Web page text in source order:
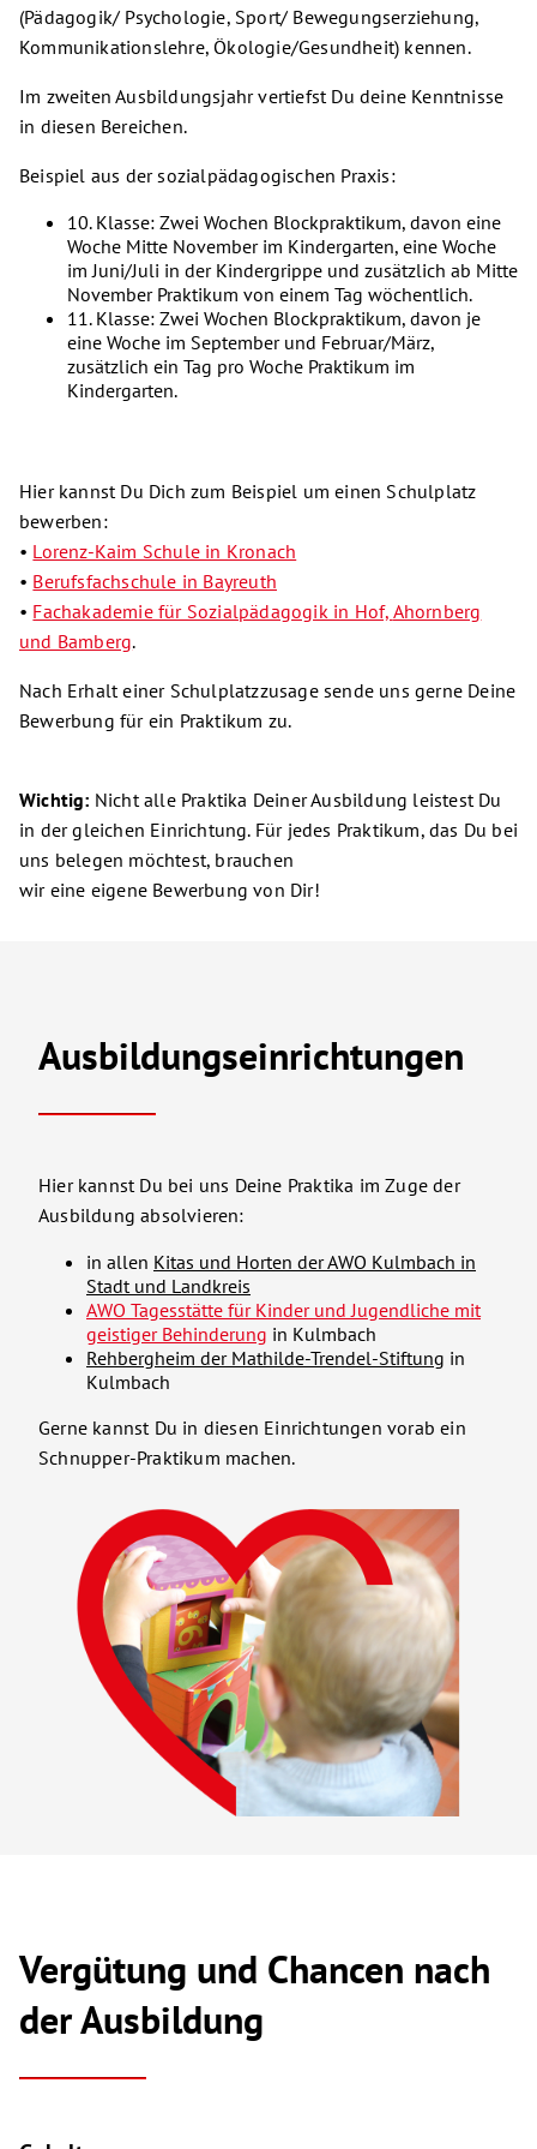
(Pädagogik/ Psychologie, Sport/ Bewegungserziehung,
Kommunikationslehre, Ökologie/Gesundheit) kennen.
Im zweiten Ausbildungsjahr vertiefst Du deine Kenntnisse
in diesen Bereichen.
Beispiel aus der sozialpädagogischen Praxis:
10. Klasse: Zwei Wochen Blockpraktikum, davon eine
Woche Mitte November im Kindergarten, eine Woche
im Juni/Juli in der Kindergrippe und zusätzlich ab Mitte
November Praktikum von einem Tag wöchentlich.
11. Klasse: Zwei Wochen Blockpraktikum, davon je
eine Woche im September und Februar/März,
zusätzlich ein Tag pro Woche Praktikum im
Kindergarten.
Hier kannst Du Dich zum Beispiel um einen Schulplatz
bewerben:
• Lorenz-Kaim Schule in Kronach
• Berufsfachschule in Bayreuth
• Fachakademie für Sozialpädagogik in Hof, Ahornberg
und Bamberg.
Nach Erhalt einer Schulplatzzusage sende uns gerne Deine
Bewerbung für ein Praktikum zu.
Wichtig: Nicht alle Praktika Deiner Ausbildung leistest Du
in der gleichen Einrichtung. Für jedes Praktikum, das Du bei
uns belegen möchtest, brauchen
wir eine eigene Bewerbung von Dir!
Ausbildungseinrichtungen
Hier kannst Du bei uns Deine Praktika im Zuge der
Ausbildung absolvieren:
in allen Kitas und Horten der AWO Kulmbach in
Stadt und Landkreis
AWO Tagesstätte für Kinder und Jugendliche mit
geistiger Behinderung in Kulmbach
Rehbergheim der Mathilde-Trendel-Stiftung in
Kulmbach
Gerne kannst Du in diesen Einrichtungen vorab ein
Schnupper-Praktikum machen.
Vergütung und Chancen nach
der Ausbildung